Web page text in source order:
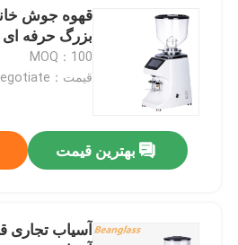
صفحه نمایش لمسی آسیاب قهوه
آسیاب قهوه خانگی
آسیاب دانه اسپرسو
آسیاب قهوه در فضای باز
آسیاب قهوه دستی
قهوه جوش
بزرگ حرفه ای
MOQ：100
قیمت：negotiate
بهترین قیمت
آسیاب تجاری